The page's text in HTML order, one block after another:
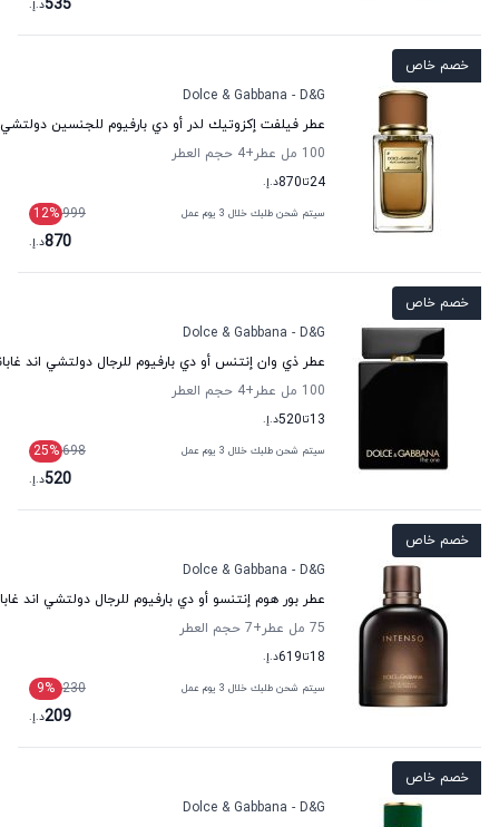
535د.إ.
خصم خاص
Dolce & Gabbana - D&G
عطر فيلفت إكزوتيك لدر أو دي بارفيوم للجنسين دولتشي
100 مل عطر
+4
حجم العطر
24تا870د.إ.
سيتم شحن طلبك خلال 3 يوم عمل 999
12%
870د.إ.
خصم خاص
Dolce & Gabbana - D&G
عطر ذي وان إنتنس أو دي بارفيوم للرجال دولتشي اند
100 مل عطر
+4
حجم العطر
13تا520د.إ.
سيتم شحن طلبك خلال 3 يوم عمل 698
25%
520د.إ.
خصم خاص
Dolce & Gabbana - D&G
عطر بور هوم إنتنسو أو دي بارفيوم للرجال دولتشي اند
75 مل عطر
+7
حجم العطر
18تا619د.إ.
سيتم شحن طلبك خلال 3 يوم عمل 230
9%
209د.إ.
خصم خاص
Dolce & Gabbana - D&G